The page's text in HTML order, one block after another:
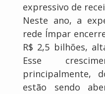
expressivo de
Neste ano, a
rede Ímpar
R$ 2,5 bilhões,
Esse
principalmente,
estão sendo